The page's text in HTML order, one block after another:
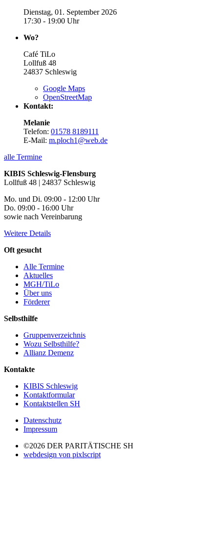
Dienstag, 01. September 2026
17:30 - 19:00 Uhr
Wo?
Café TiLo
Lollfuß 48
24837 Schleswig
Google Maps
OpenStreetMap
Kontakt:
Melanie
Telefon: 01578 8189111
E-Mail: m.ploch1@web.de
alle Termine
KIBIS Schleswig-Flensburg
Lollfuß 48 | 24837 Schleswig
Mo. und Di. 09:00 - 12:00 Uhr
Do. 09:00 - 16:00 Uhr
sowie nach Vereinbarung
Weitere Details
Oft gesucht
Alle Termine
Aktuelles
MGH/TiLo
Über uns
Förderer
Selbsthilfe
Gruppenverzeichnis
Wozu Selbsthilfe?
Allianz Demenz
Kontakte
KIBIS Schleswig
Kontaktformular
Kontaktstellen SH
Datenschutz
Impressum
©2026 DER PARITÄTISCHE SH
webdesign von pixlscript